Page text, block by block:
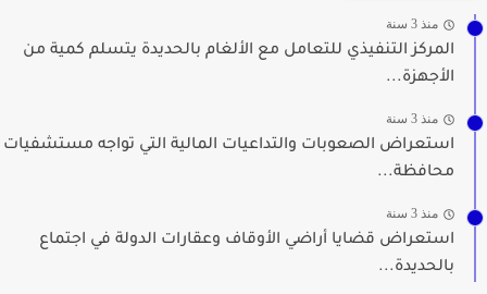
منذ 3 سنة
المركز التنفيذي للتعامل مع الألغام بالحديدة يتسلم كمية من
الأجهزة...
منذ 3 سنة
استعراض الصعوبات والتداعيات المالية التي تواجه مستشفيات
محافظة...
منذ 3 سنة
استعراض قضايا أراضي الأوقاف وعقارات الدولة في اجتماع
بالحديدة...